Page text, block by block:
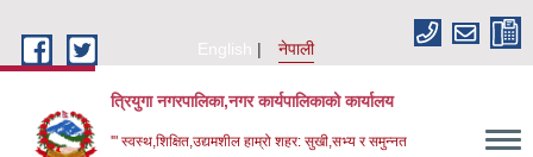
English
नेपाली
त्रियुगा नगरपालिका,नगर कार्यपालिकाको कार्यालय
'" स्वस्थ,शिक्षित,उद्यमशील हाम्रो शहर: सुखी,सभ्य र समुन्नत